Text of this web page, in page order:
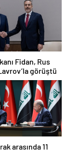
Fidan, Rus
görüştü
arasında 11